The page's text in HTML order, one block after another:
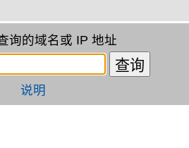
询的域名或 IP 地址
说明